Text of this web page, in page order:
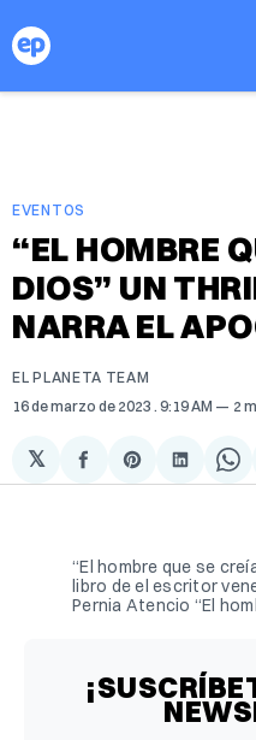
EVENTOS
“EL HOMBRE
DIOS” UN
NARRA EL
EL PLANETA TEAM
16 de marzo de 2023 . 9:19 AM 2
𝕏
Compartir
en
Share
on
en
on
“El hombre que se
libro de el escritor
Pernia Atencio “El